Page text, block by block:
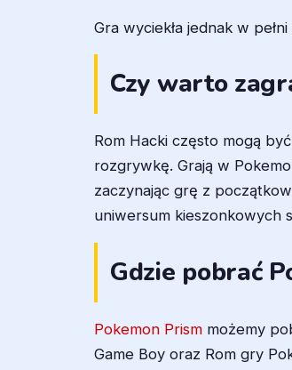
Gra wyciekła jednak w
Czy warto
Rom Hacki często mogą
rozgrywkę. Grają w
zaczynając grę z
uniwersum kieszonkowych
Gdzie pobrać
Pokemon Prism możemy
Game Boy oraz Rom gry